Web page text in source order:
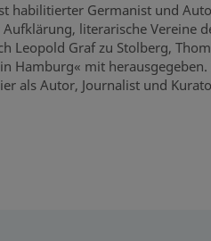
habilitierter Germanist und
literarische Vereine
Leopold Graf zu Stolberg,
Hamburg« mit
als Autor, Journalist und